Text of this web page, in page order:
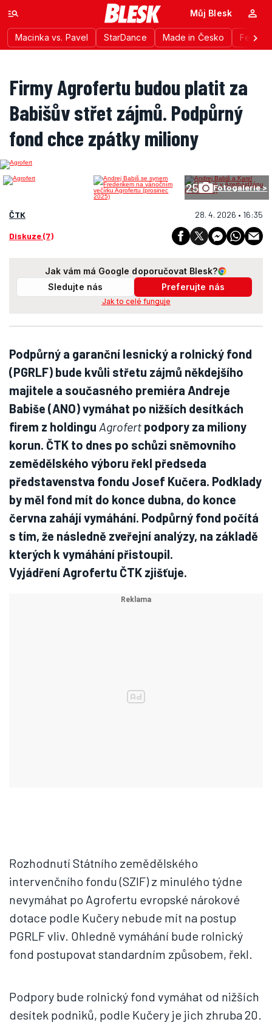
Macinka vs. Pavel StarDance Made in Česko
Můj Blesk
Firmy Agrofertu budou platit za
Babišův střet zájmů. Podpůrný
fond chce zpátky miliony
25 Fotogalerie >
ČTK 28. 4. 2026 • 16:35
Diskuze (7)
Jak vám má Google doporučovat Blesk?
Sledujte nás
Preferujte nás
Jak to celé funguje
Podpůrný a garanční lesnický a rolnický fond
(PGRLF) bude kvůli střetu zájmů někdejšího
majitele a současného premiéra Andreje
Babiše (ANO) vymáhat po nižších desítkách
firem z holdingu Agrofert podpory za miliony
korun. ČTK to dnes po schůzi sněmovního
zemědělského výboru řekl předseda
představenstva fondu Josef Kučera. Podklady
by měl fond mít do konce dubna, do konce
června zahájí vymáhání. Podpůrný fond počítá
s tím, že následně zveřejní analýzy, na základě
kterých k vymáhání přistoupil.
Vyjádření Agrofertu ČTK zjišťuje.
Rozhodnutí Státního zemědělského
intervenčního fondu (SZIF) z minulého týdne
nevymáhat po Agrofertu evropské nárokové
dotace podle Kučery nebude mít na postup
PGRLF vliv. Ohledně vymáhání bude rolnický
fond postupovat standardním způsobem, řekl.
Podpory bude rolnický fond vymáhat od nižších
desítek podniků, podle Kučery je jich zhruba 20.